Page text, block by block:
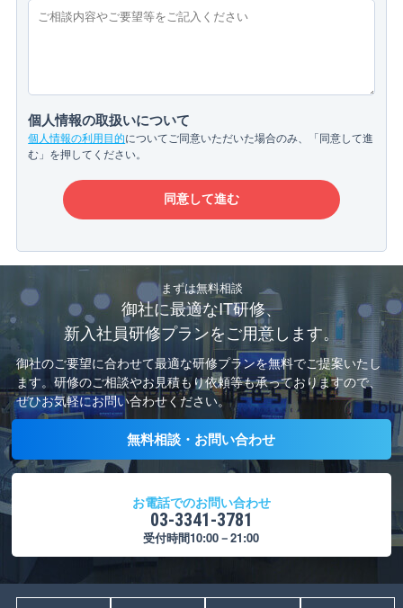
個人情報の取扱いについて
個人情報の利用目的についてご同意いただいた場合のみ、「同意して進
む」を押してください。
まずは無料相談
御社に最適なIT研修、
新入社員研修プランをご用意します。
御社のご要望に合わせて最適な研修プランを無料でご提案いたし
ます。 研修のご相談やお見積もり依頼等も承っておりますので、
ぜひお気軽にお問い合わせください。
無料相談・お問い合わせ
お電話でのお問い合わせ
03-3341-3781
受付時間10:00－21:00